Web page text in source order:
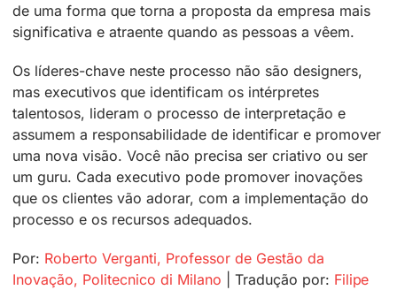
de uma forma que torna a proposta da empresa mais
significativa e atraente quando as pessoas a vêem.
Os líderes-chave neste processo não são designers,
mas executivos que identificam os intérpretes
talentosos, lideram o processo de interpretação e
assumem a responsabilidade de identificar e promover
uma nova visão. Você não precisa ser criativo ou ser
um guru. Cada executivo pode promover inovações
que os clientes vão adorar, com a implementação do
processo e os recursos adequados.
Por: Roberto Verganti, Professor de Gestão da
Inovação, Politecnico di Milano | Tradução por: Filipe